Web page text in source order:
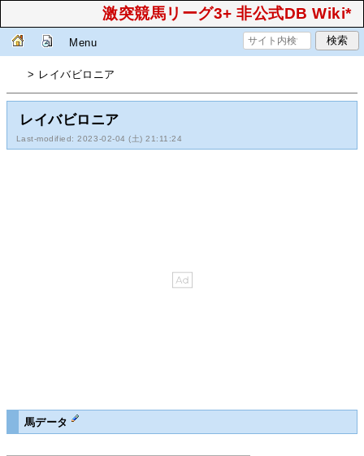
激突競馬リーグ3+ 非公式DB Wiki*
Menu
> レイバビロニア
レイバビロニア
Last-modified: 2023-02-04 (土) 21:11:24
馬データ